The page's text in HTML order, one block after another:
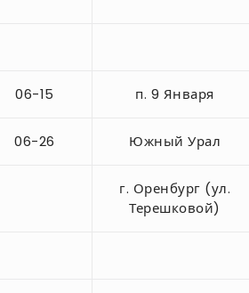
06-15 п. 9 Января
06-26 Южный Урал
г. Оренбург (ул.
Терешковой)